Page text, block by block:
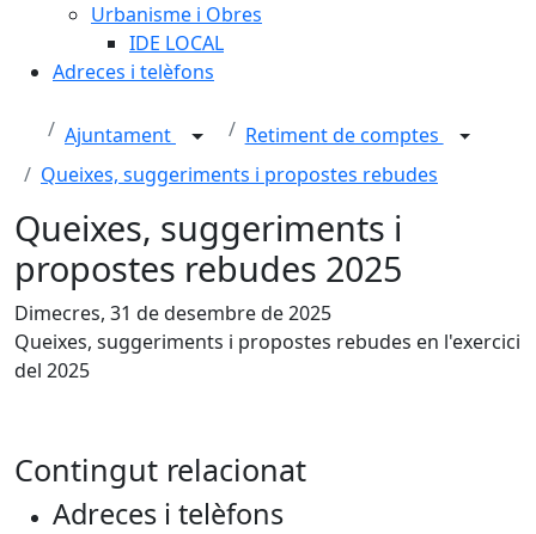
Urbanisme i Obres
IDE LOCAL
Adreces i telèfons
Ajuntament
Retiment de comptes
Queixes, suggeriments i propostes rebudes
Queixes, suggeriments i
propostes rebudes 2025
Dimecres, 31 de desembre de 2025
Queixes, suggeriments i propostes rebudes en l'exercici
del 2025
Contingut relacionat
Adreces i telèfons